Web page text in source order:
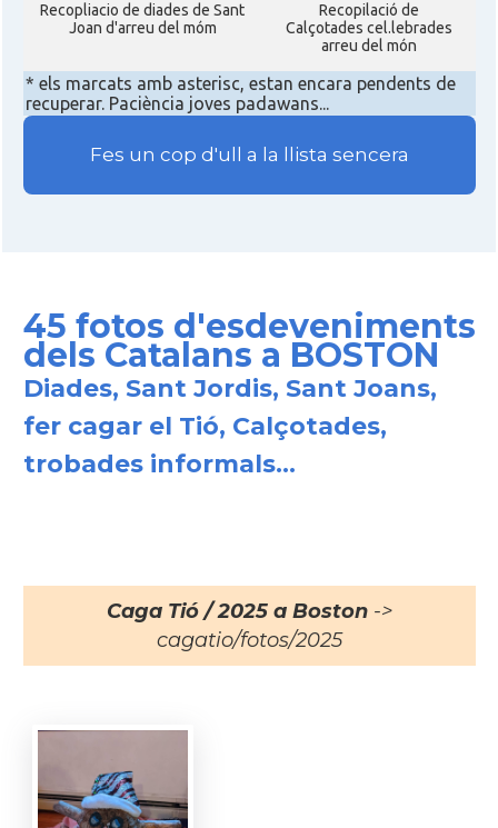
Recopliacio de diades de Sant
Joan d'arreu del móm
Recopilació de
Calçotades cel.lebrades
arreu del món
* els marcats amb asterisc, estan encara pendents de
recuperar. Paciència joves padawans...
Fes un cop d'ull a la llista sencera
45 fotos d'esdeveniments
dels Catalans a BOSTON
Diades, Sant Jordis, Sant Joans,
fer cagar el Tió, Calçotades,
trobades informals...
Caga Tió / 2025 a Boston->
cagatio/fotos/2025